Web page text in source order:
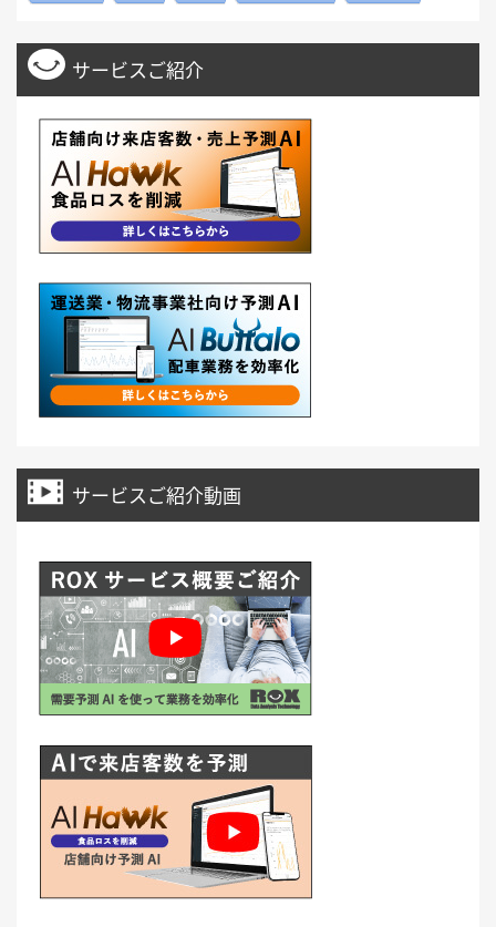
サービスご紹介
サービスご紹介動画